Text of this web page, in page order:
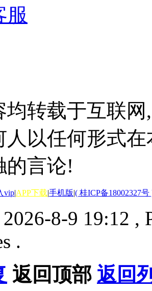
服
均转载于互联
人以任何形式
的言论!
vip|APP下载|手机版|( 桂ICP备18002327号
8-9 19:12 ,
.
返回顶部 返回